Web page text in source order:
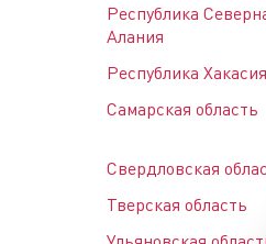
Республика
Алания
Республика Хакасия
Самарская область
Свердловская
Тверская область